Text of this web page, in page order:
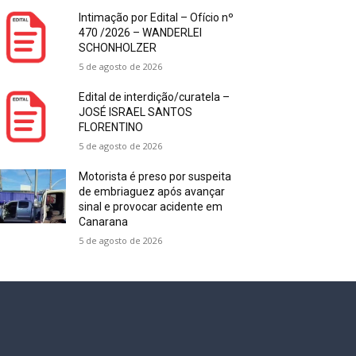
Intimação por Edital – Ofício nº
470 /2026 – WANDERLEI
SCHONHOLZER
5 de agosto de 2026
Edital de interdição/curatela –
JOSÉ ISRAEL SANTOS
FLORENTINO
5 de agosto de 2026
Motorista é preso por suspeita
de embriaguez após avançar
sinal e provocar acidente em
Canarana
5 de agosto de 2026